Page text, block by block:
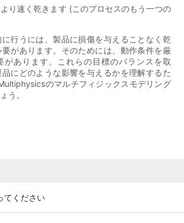
り速く乾きます (このプロセスのもう一つの
行うには、製品に損傷を与えることなく乾
があります。そのためには、動作条件を厳
があります。これらの目標のバランスを取
にどのような影響を与えるかを理解するた
のマルチフィジックスモデリング
う。
てください